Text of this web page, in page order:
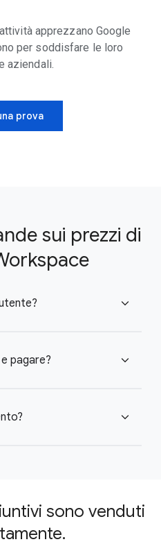
apprezzano Google
per soddisfare le loro
aziendali.
prova
sui prezzi di
expand_more
pagare? expand_more
expand_more
sono venduti